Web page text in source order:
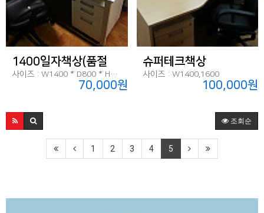
1400일자책상(품절
사이즈 : W1400 * D800 * H720
70,000원
슈퍼테크책상
사이즈 : W1400,1600
100,000원
조회순
1 2 3 4 5